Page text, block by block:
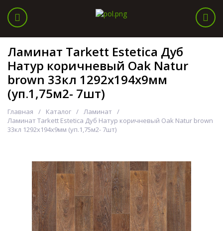
Ламинат Tarkett Estetica Дуб
Натур коричневый Oak Natur
brown 33кл 1292х194х9мм
(уп.1,75м2- 7шт)
Главная Каталог
Ламинат
Ламинат Tarkett Estetica Дуб Натур коричневый Oak Natur brown
33кл 1292х194х9мм (уп.1,75м2- 7шт)